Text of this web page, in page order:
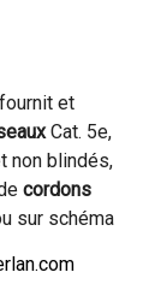
et
Cat. 5e,
non blindés,
cordons
sur schéma